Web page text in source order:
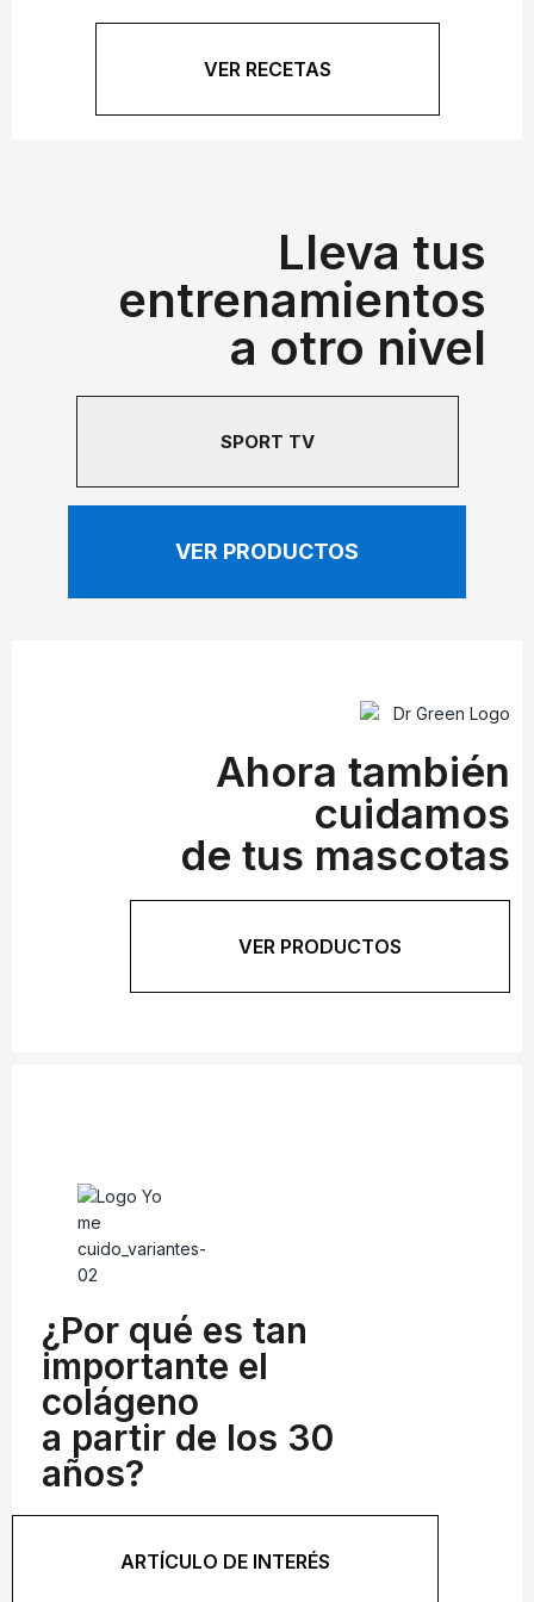
VER RECETAS
Lleva tus
entrenamientos
a otro nivel
SPORT TV
VER PRODUCTOS
Ahora también
cuidamos
de tus mascotas
VER PRODUCTOS
¿Por qué es tan
importante el
colágeno
a partir de los 30
años?
ARTÍCULO DE INTERÉS